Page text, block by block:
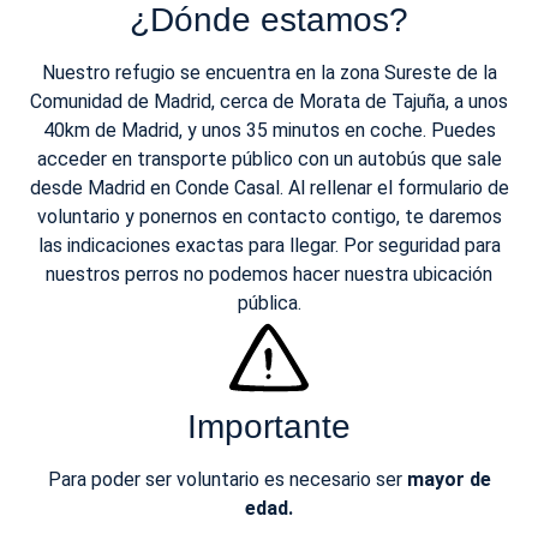
¿Dónde estamos?
Nuestro refugio se encuentra en la zona Sureste de la
Comunidad de Madrid, cerca de Morata de Tajuña, a unos
40km de Madrid, y unos 35 minutos en coche. Puedes
acceder en transporte público con un autobús que sale
desde Madrid en Conde Casal. Al rellenar el formulario de
voluntario y ponernos en contacto contigo, te daremos
las indicaciones exactas para llegar. Por seguridad para
nuestros perros no podemos hacer nuestra ubicación
pública.
Importante
Para poder ser voluntario es necesario ser mayor de
edad.